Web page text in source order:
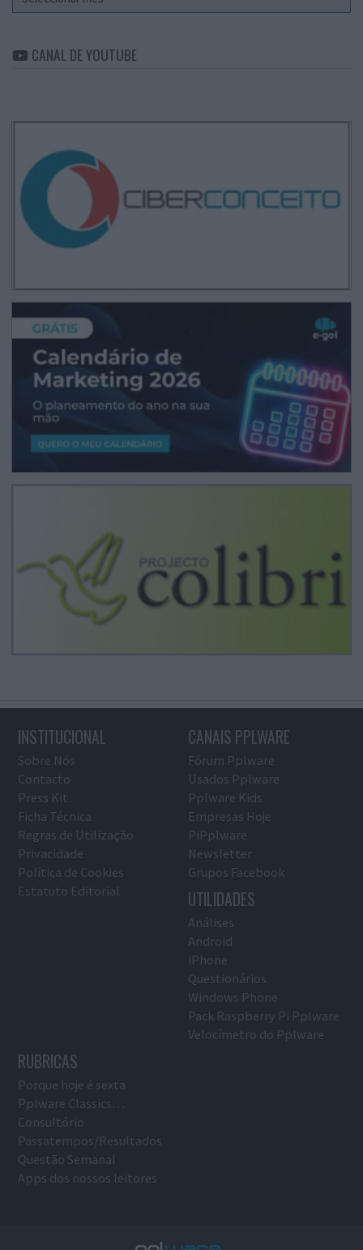
CANAL DE YOUTUBE
INSTITUCIONAL
Sobre Nós
Contacto
Press Kit
Ficha Técnica
Regras de Utilização
Privacidade
Política de Cookies
Estatuto Editorial
CANAIS PPLWARE
Fórum Pplware
Usados Pplware
Pplware Kids
Empresas Hoje
PiPplware
Newsletter
Grupos Facebook
UTILIDADES
Análises
Android
iPhone
Questionários
Windows Phone
Pack Raspberry Pi Pplware
Velocímetro do Pplware
RUBRICAS
Porque hoje é sexta
Pplware Classics…
Consultório
Passatempos/Resultados
Questão Semanal
Apps dos nossos leitores